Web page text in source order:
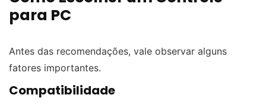
para PC
Antes das recomendações, vale observar alguns
fatores importantes.
Compatibilidade